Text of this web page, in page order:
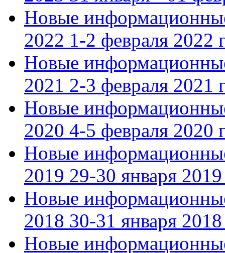
Новые
2022 1-2 февраля 2022
Новые
2021 2-3 февраля 2021
Новые
2020 4-5 февраля 2020
Новые
2019 29-30 января 2019
Новые
2018 30-31 января 2018
Новые